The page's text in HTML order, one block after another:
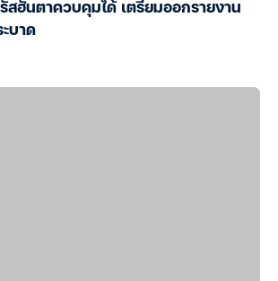
สฮันตาควบคุมได้ เตรียมออกรายงาน
บาด